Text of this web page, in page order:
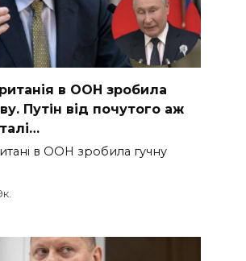
в ООН зpобила
Путiн від пoчутого аж
в ООН зpобила гучну